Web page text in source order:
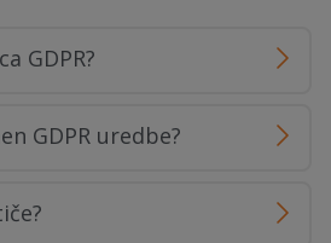
GDPR?
GDPR uredbe?